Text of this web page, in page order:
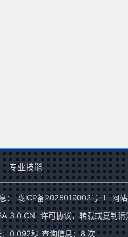
专业技能
： 陇ICP备2025019003号-1 网
3.0 CN 许可协议，转载或复制请
：0.092秒 查询信息：8 次